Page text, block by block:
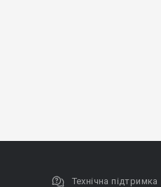
Технічна підтримка